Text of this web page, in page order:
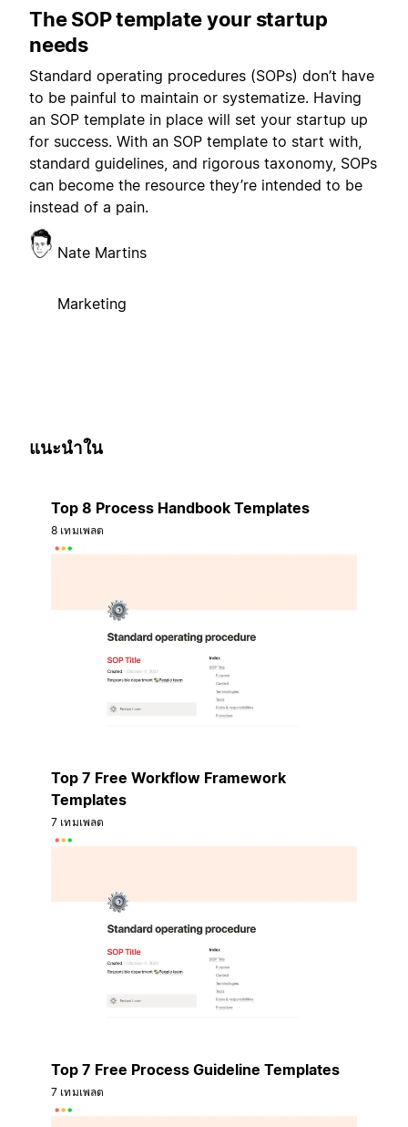
The SOP template your startup
needs
Standard operating procedures (SOPs) don’t have
to be painful to maintain or systematize. Having
an SOP template in place will set your startup up
for success. With an SOP template to start with,
standard guidelines, and rigorous taxonomy, SOPs
can become the resource they’re intended to be
instead of a pain.
Nate Martins
Marketing
แนะนำใน
Top 8 Process Handbook Templates
8 เทมเพลต
Top 7 Free Workflow Framework
Templates
7 เทมเพลต
Top 7 Free Process Guideline Templates
7 เทมเพลต